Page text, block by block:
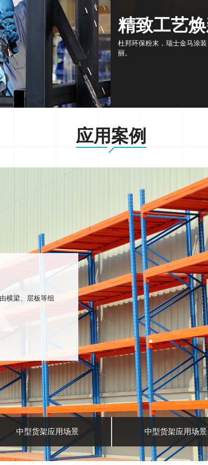
精致工艺
杜邦环保粉末，瑞士金马涂
丽。
应用案例
横梁、层板等组
中型货架应用场景 中型货架应用场景